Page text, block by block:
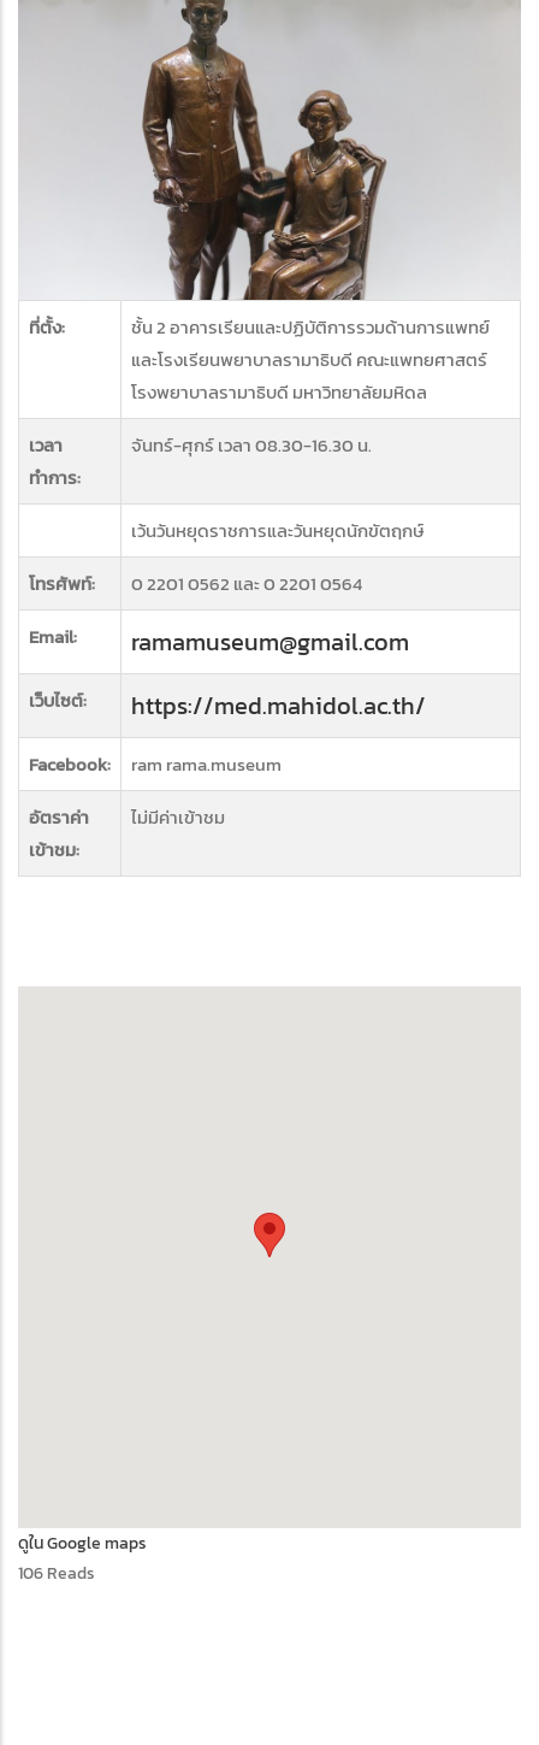
ที่ตั้ง:
ชั้น 2 อาคารเรียนและปฏิบัติการรวมด้านการแพทย์
และโรงเรียนพยาบาลรามาธิบดี คณะแพทยศาสตร์
โรงพยาบาลรามาธิบดี มหาวิทยาลัยมหิดล
เวลา
ทำการ:
จันทร์-ศุกร์ เวลา 08.30-16.30 น.
เว้นวันหยุดราชการและวันหยุดนักขัตฤกษ์
โทรศัพท์:
0 2201 0562 และ 0 2201 0564
Email:
ramamuseum@gmail.com
เว็บไซต์: https://med.mahidol.ac.th/
Facebook:
ram rama.museum
อัตราค่า
เข้าชม:
ไม่มีค่าเข้าชม
ดูใน Google maps
106 Reads